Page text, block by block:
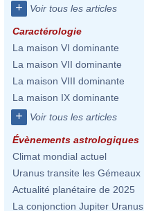
+ Voir tous les articles
Caractérologie
La maison VI dominante
La maison VII dominante
La maison VIII dominante
La maison IX dominante
+ Voir tous les articles
Évènements astrologiques
Climat mondial actuel
Uranus transite les Gémeaux
Actualité planétaire de 2025
La conjonction Jupiter Uranus